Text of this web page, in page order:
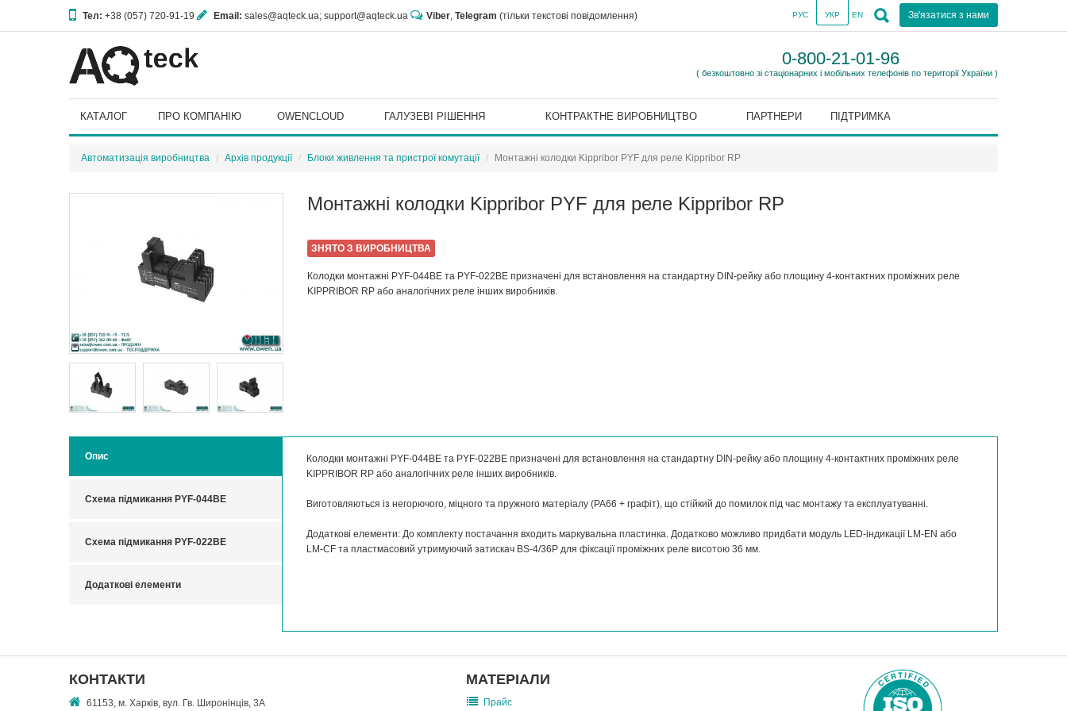
Тел: +38 (057) 720-91-19 Email: sales@aqteck.ua; support@aqteck.ua Viber, Telegram (тільки текстові повідомлення)
61153, м. Харків, вул. Гвардійців Широнінців, 3А
Зв'язатися з нами
РУС УКР EN
0-800-21-01-96
( безкоштовно зі стаціонарних і мобільних телефонів по території України )
КАТАЛОГ ПРО КОМПАНІЮ OWENCLOUD ГАЛУЗЕВІ РІШЕННЯ КОНТРАКТНЕ ВИРОБНИЦТВО ПАРТНЕРИ ПІДТРИМКА
Автоматизація виробництва Архів продукції Блоки живлення та пристрої комутації Монтажні колодки Kippribor PYF для реле Kippribor RP
Монтажні колодки Kippribor PYF для реле Kippribor RP
ЗНЯТО З ВИРОБНИЦТВА
Колодки монтажні PYF-044BE та PYF-022BE призначені для встановлення на стандартну DIN-рейку або площину 4-контактних проміжних реле
KIPPRIBOR RP або аналогічних реле інших виробників.
Опис
Схема підмикання PYF-044BE
Схема підмикання PYF-022BE
Додаткові елементи
Колодки монтажні PYF-044BE та PYF-022BE призначені для встановлення на стандартну DIN-рейку або площину 4-контактних проміжних реле
KIPPRIBOR RP або аналогічних реле інших виробників.
Виготовляються із негорючого, міцного та пружного матеріалу (PA66 + графіт), що стійкий до помилок під час монтажу та експлуатуванні.
Додаткові елементи: До комплекту постачання входить маркувальна пластинка. Додатково можливо придбати модуль LED-індикації LM-EN або
LM-CF та пластмасовий утримуючий затискач BS-4/36P для фіксації проміжних реле висотою 36 мм.
КОНТАКТИ
61153, м. Харків, вул. Гв. Широнінців, 3А
МАТЕРІАЛИ
Прайс